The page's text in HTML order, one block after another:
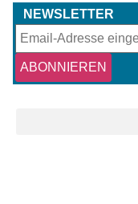
NEWSLETTER